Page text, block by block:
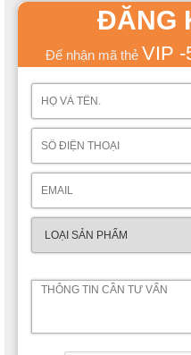
ĐĂNG
Để nhận mã thẻ VIP -